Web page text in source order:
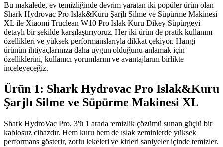
Bu makalede, ev temizliğinde devrim yaratan iki popüler ürün olan
Shark Hydrovac Pro Islak&Kuru Şarjlı Silme ve Süpürme Makinesi
XL ile Xiaomi Truclean W10 Pro Islak Kuru Dikey Süpürgeyi
detaylı bir şekilde karşılaştırıyoruz. Her iki ürün de pratik kullanım
özellikleri ve yüksek performanslarıyla dikkat çekiyor. Hangi
ürünün ihtiyaçlarınıza daha uygun olduğunu anlamak için
özelliklerini, kullanıcı yorumlarını ve avantajlarını birlikte
inceleyeceğiz.
Ürün 1: Shark Hydrovac Pro Islak&Kuru
Şarjlı Silme ve Süpürme Makinesi XL
Shark HydroVac Pro, 3'ü 1 arada temizlik çözümü sunan güçlü bir
kablosuz cihazdır. Hem kuru hem de ıslak zeminlerde yüksek
performans gösterir, zorlu lekeleri ve kirleri saniyeler içinde temizler.